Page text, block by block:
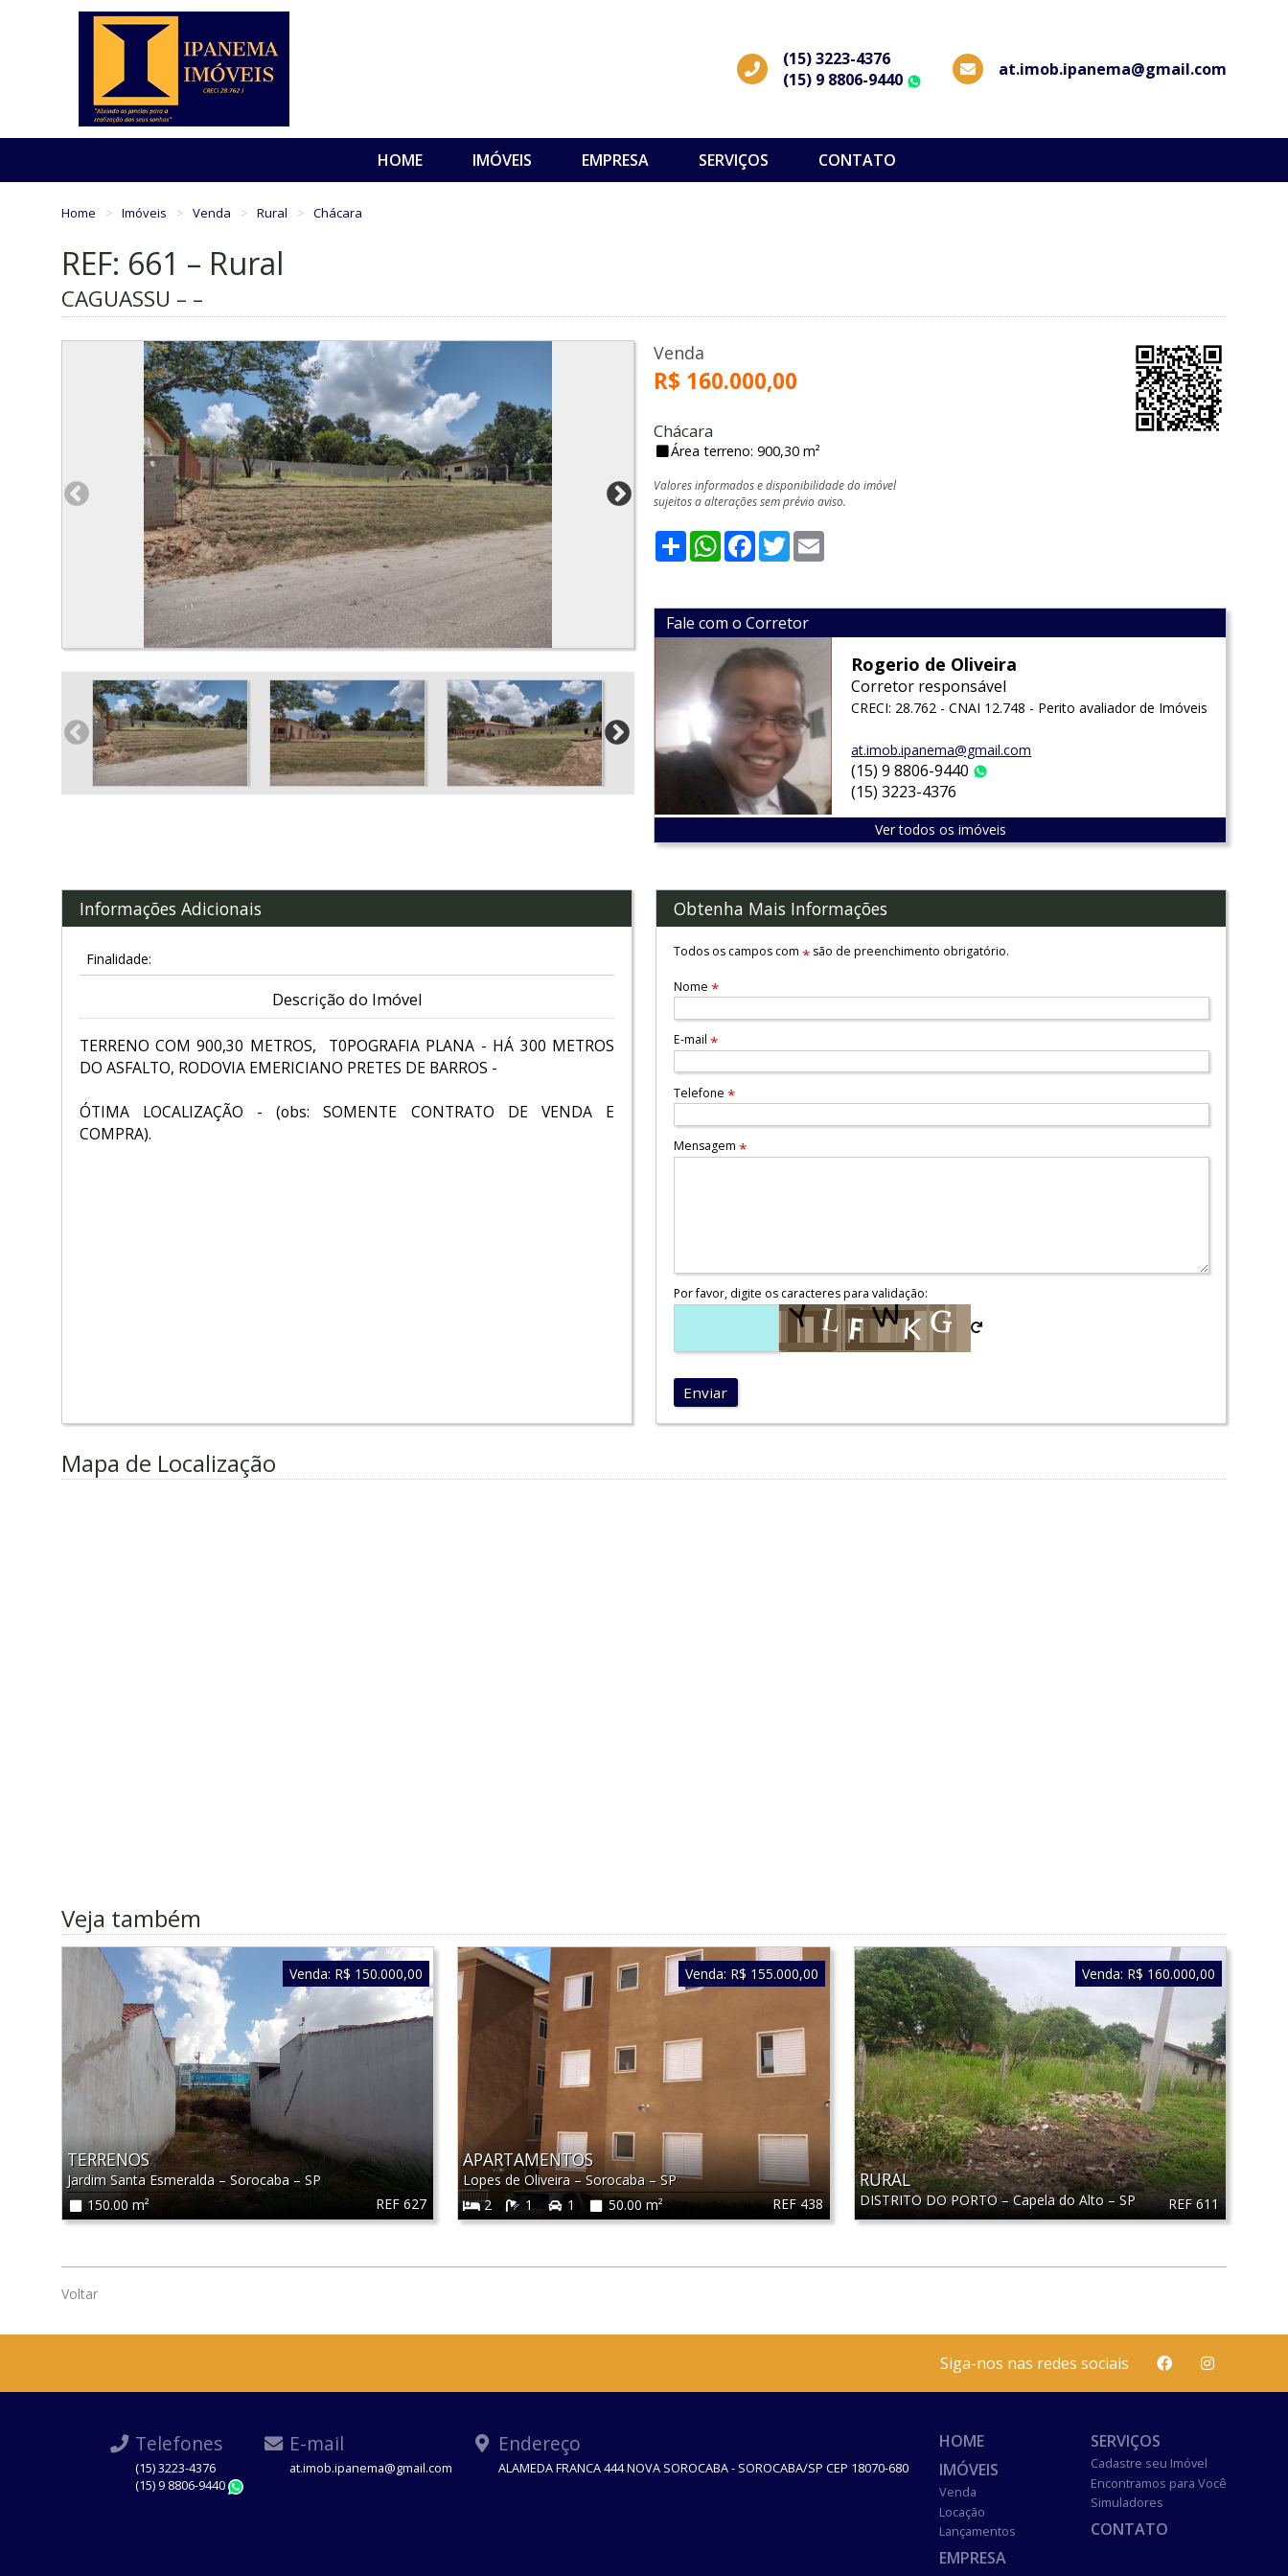
(15) 3223-4376
(15) 9 8806-9440
WhatsApp
at.imob.ipanema@gmail.com
HOME IMÓVEIS EMPRESA SERVIÇOS CONTATO
Home Imóveis Venda Rural Chácara
REF: 661 – Rural
CAGUASSU – –
Venda
R$ 160.000,00
Chácara
Área terreno: 900,30 m²
Valores informados e disponibilidade do imóvel
sujeitos a alterações sem prévio aviso.
ShareWhatsApp
Facebook
Twitter
Fale com o Corretor
Rogerio de Oliveira
Corretor responsável
CRECI: 28.762 - CNAI 12.748 - Perito avaliador de Imóveis
at.imob.ipanema@gmail.com
(15) 9 8806-9440
(15) 3223-4376
Ver todos os imóveis
Informações Adicionais
Finalidade:
Descrição do Imóvel
TERRENO COM 900,30 METROS, T0POGRAFIA PLANA - HÁ 300 METROS
DO ASFALTO, RODOVIA EMERICIANO PRETES DE BARROS -
ÓTIMA LOCALIZAÇÃO - (obs: SOMENTE CONTRATO DE VENDA E
COMPRA).
Obtenha Mais Informações
Todos os campos com *são de preenchimento obrigatório.
Nome *
E-mail *
Telefone *
Mensagem *
Por favor, digite os caracteres para validação:
Enviar
Mapa de Localização
Veja também
REF 627
TERRENOS
Jardim Santa Esmeralda–Sorocaba– SP
150.00 m²
Venda: R$ 150.000,00
REF 438
APARTAMENTOS
Lopes de Oliveira –Sorocaba–SP
2
1 1 50.00 m²
Venda: R$ 155.000,00
REF 611
RURAL
DISTRITO DO PORTO–Capela do Alto–SP
Venda: R$ 160.000,00
Voltar
Siga-nos nas redes sociais
Telefones
(15) 3223-4376
(15) 9 8806-9440
E-mail
at.imob.ipanema@gmail.com
Endereço
ALAMEDA FRANCA 444 NOVA SOROCABA - SOROCABA/SP CEP 18070-680
HOME
IMÓVEIS
Venda
Locação
Lançamentos
EMPRESA
SERVIÇOS
Cadastre seu Imóvel
Encontramos para Você
Simuladores
CONTATO